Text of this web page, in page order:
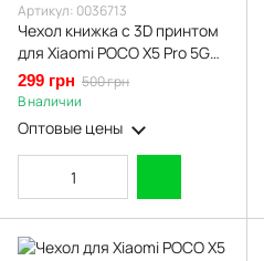
Артикул: 0036713
Чехол книжка с 3D принтом
для Xiaomi POCO X5 Pro 5G
из экокожи с подставкой и
магнитом черная gd2
299 грн 500 грн
В наличии
Оптовые цены